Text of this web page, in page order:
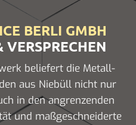
BERLI GMBH
beliefert die Metall-
aus Niebüll nicht nur
in den angrenzenden
und maßgeschneiderte